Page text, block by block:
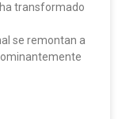
transformado
se remontan a